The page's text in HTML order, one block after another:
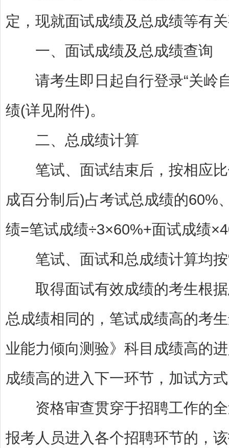
定，现就面试成绩及总成绩等有
一、面试成绩及总成绩查询
请考生即日起自行登录“关岭
绩(详见附件)。
二、总成绩计算
笔试、面试结束后，按相应比
成百分制后)占考试总成绩的60%
绩=笔试成绩÷3×60%+面试成绩
笔试、面试和总成绩计算均按
取得面试有效成绩的考生根据
总成绩相同的，笔试成绩高的考
业能力倾向测验》科目成绩高的
成绩高的进入下一环节，加试方
资格审查贯穿于招聘工作的全
报考人员进入各个招聘环节的，